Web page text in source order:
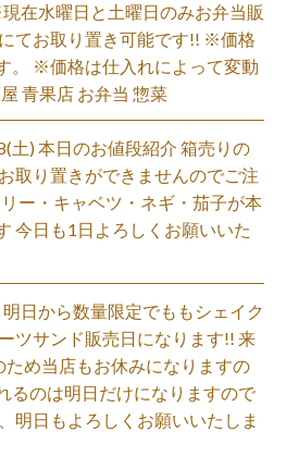
在水曜日と土曜日のみお弁当販
てお取り置き可能です!! ※価格
。 ※価格は仕入れによって変動
青果店 お弁当 惣菜
土) 本日のお値段紹介 箱売りの
取り置きができませんのでご注
ー・キャベツ・ネギ・茄子が本
今日も1日よろしくお願いいた
日から数量限定でももシェイク
ツサンド販売日になります!! 来
め当店もお休みになりますの
るのは明日だけになりますので
明日もよろしくお願いいたしま